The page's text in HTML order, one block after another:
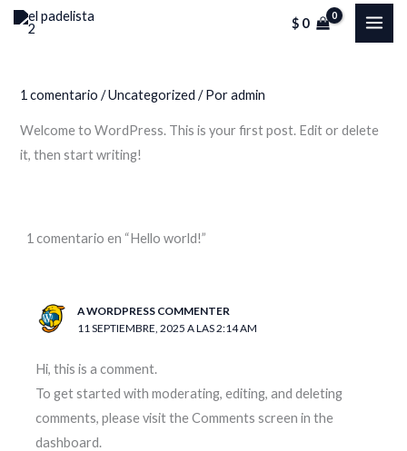
$0
1 comentario /Uncategorized / Poradmin
Welcome to WordPress. This is your first post. Edit or delete
it, then start writing!
1 comentario en “Hello world!”
A WORDPRESS COMMENTER
11 SEPTIEMBRE, 2025 A LAS 2:14 AM
Hi, this is a comment.
To get started with moderating, editing, and deleting
comments, please visit the Comments screen in the
dashboard.